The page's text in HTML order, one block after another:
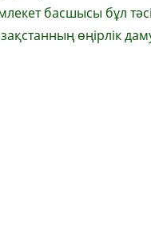
басшысы бұл
өңірлік